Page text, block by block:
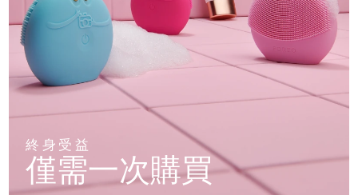
終身受益
僅需一次購買